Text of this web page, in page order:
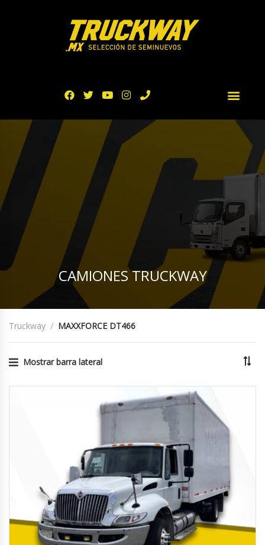
CAMIONES TRUCKWAY
Truckway MAXXFORCE DT466
Mostrar barra lateral